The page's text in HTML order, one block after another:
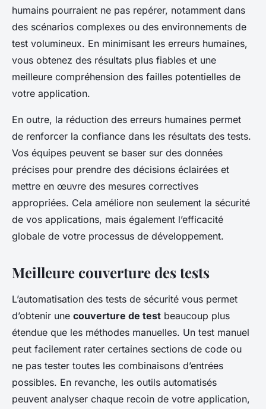
humains pourraient ne pas repérer, notamment dans
des scénarios complexes ou des environnements de
test volumineux. En minimisant les erreurs humaines,
vous obtenez des résultats plus fiables et une
meilleure compréhension des failles potentielles de
votre application.
En outre, la réduction des erreurs humaines permet
de renforcer la confiance dans les résultats des tests.
Vos équipes peuvent se baser sur des données
précises pour prendre des décisions éclairées et
mettre en œuvre des mesures correctives
appropriées. Cela améliore non seulement la sécurité
de vos applications, mais également l’efficacité
globale de votre processus de développement.
Meilleure couverture des tests
L’automatisation des tests de sécurité vous permet
d’obtenir une couverture de test beaucoup plus
étendue que les méthodes manuelles. Un test manuel
peut facilement rater certaines sections de code ou
ne pas tester toutes les combinaisons d’entrées
possibles. En revanche, les outils automatisés
peuvent analyser chaque recoin de votre application,